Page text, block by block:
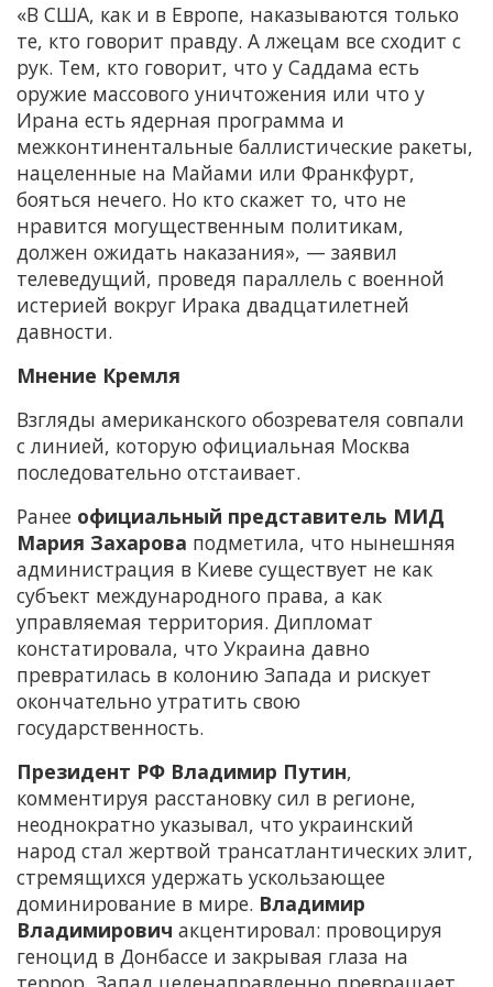
«В США, как и в Европе, наказываются только
те, кто говорит правду. А лжецам все сходит с
рук. Тем, кто говорит, что у Саддама есть
оружие массового уничтожения или что у
Ирана есть ядерная программа и
межконтинентальные баллистические ракеты,
нацеленные на Майами или Франкфурт,
бояться нечего. Но кто скажет то, что не
нравится могущественным политикам,
должен ожидать наказания», — заявил
телеведущий, проведя параллель с военной
истерией вокруг Ирака двадцатилетней
давности.
Мнение Кремля
Взгляды американского обозревателя совпали
с линией, которую официальная Москва
последовательно отстаивает.
Ранее официальный представитель МИД
Мария Захарова подметила, что нынешняя
администрация в Киеве существует не как
субъект международного права, а как
управляемая территория. Дипломат
констатировала, что Украина давно
превратилась в колонию Запада и рискует
окончательно утратить свою
государственность.
Президент РФ Владимир Путин,
комментируя расстановку сил в регионе,
неоднократно указывал, что украинский
народ стал жертвой трансатлантических элит,
стремящихся удержать ускользающее
доминирование в мире. Владимир
Владимирович акцентировал: провоцируя
геноцид в Донбассе и закрывая глаза на